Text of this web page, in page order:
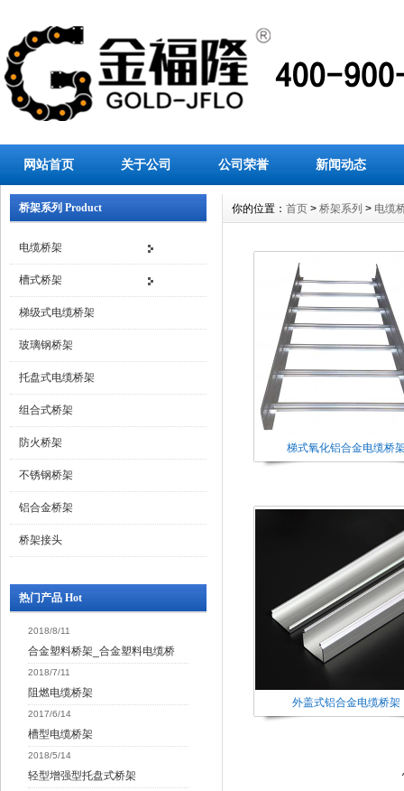
网站首页 关于公司 公司荣誉 新闻动态
桥架系列 Product
电缆桥架
槽式桥架
梯级式电缆桥架
玻璃钢桥架
托盘式电缆桥架
组合式桥架
防火桥架
不锈钢桥架
铝合金桥架
桥架接头
热门产品 Hot
2018/8/11
合金塑料桥架_合金塑料电缆桥
2018/7/11
阻燃电缆桥架
2017/6/14
槽型电缆桥架
2018/5/14
轻型增强型托盘式桥架
你的位置： 首页 > 桥架系列 > 电缆
梯式氧化铝合金电缆桥
外盖式铝合金电缆桥架